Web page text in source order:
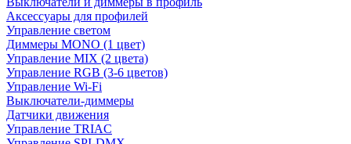
Аксессуары для профилей
Управление светом
Диммеры MONO (1 цвет)
Управление MIX (2 цвета)
Управление RGB (3-6 цветов)
Управление Wi-Fi
Выключатели-диммеры
Датчики движения
Управление TRIAC